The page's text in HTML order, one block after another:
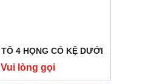
4 HỌNG CÓ KỆ DƯỚI
Vui lòng gọi